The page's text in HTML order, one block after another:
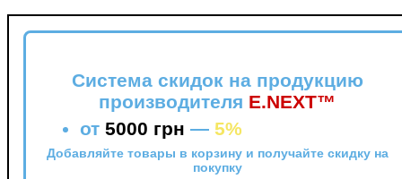
Система скидок на продукцию
производителя E.NEXT™
от 5000 грн — 5%
Добавляйте товары в корзину и получайте скидку на
покупку